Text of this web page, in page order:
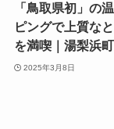
「鳥取県初」の
ピングで上質な
を満喫｜湯梨浜町
2025年3月8日